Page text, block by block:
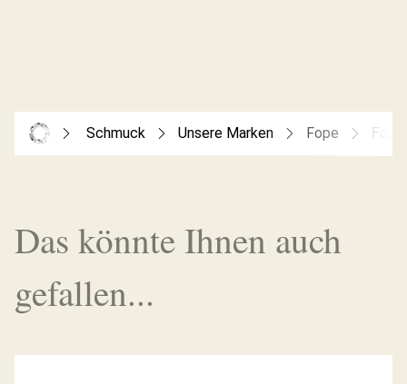
Schmuck Unsere Marken Fope
Das könnte Ihnen auch
gefallen...